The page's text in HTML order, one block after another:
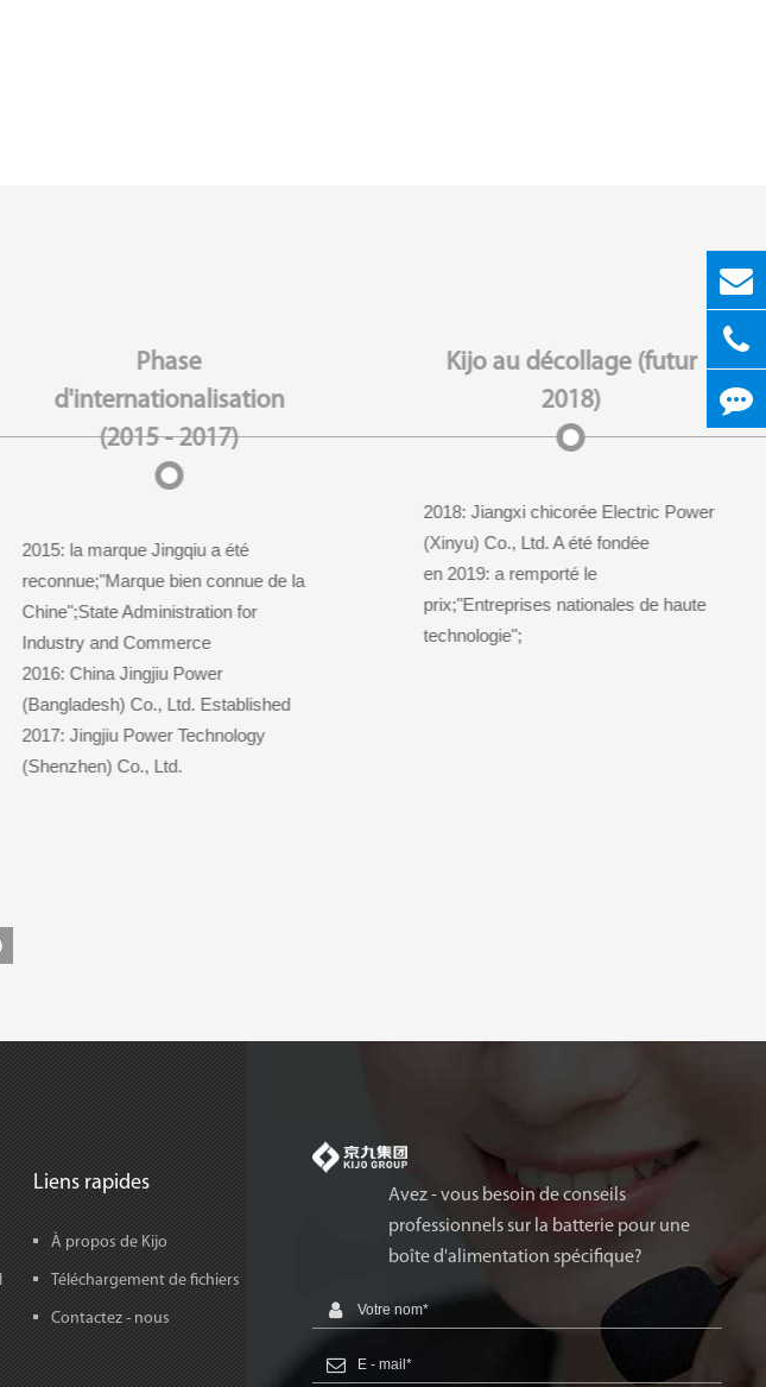
Phase
d'internationalisation
(2015 - 2017)
2015: la marque Jingqiu a été
reconnue;"Marque bien connue de la
Chine";State Administration for
Industry and Commerce
2016: China Jingjiu Power
(Bangladesh) Co., Ltd. Established
2017: Jingjiu Power Technology
(Shenzhen) Co., Ltd.
Kijo au décollage (futur
2018)
2018: Jiangxi chicorée Electric Power
(Xinyu) Co., Ltd. A été fondée
en 2019: a remporté le
prix;"Entreprises nationales de haute
technologie";
Liens rapides
À propos de Kijo
Téléchargement de fichiers
Contactez - nous
Avez - vous besoin de conseils
professionnels sur la batterie pour une
boîte d'alimentation spécifique?